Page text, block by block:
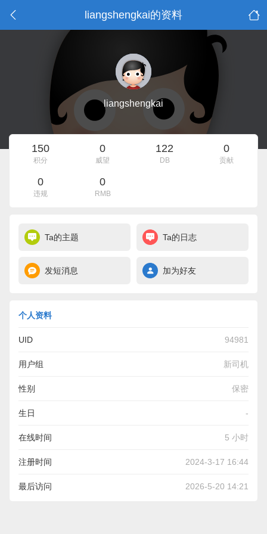
liangshengkai的资料
liangshengkai
150
积分
0
威望
122
DB
0
贡献
0
违规
0
RMB
Ta的主题 Ta的日志
发短消息 加为好友
个人资料
UID 94981
用户组 新司机
性别 保密
生日 -
在线时间 5 小时
注册时间 2024-3-17 16:44
最后访问 2026-5-20 14:21